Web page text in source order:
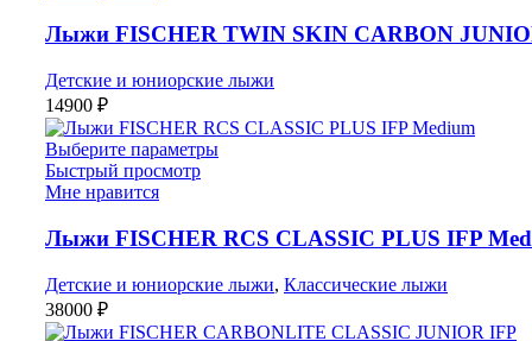
Лыжи FISCHER TWIN SKIN CARBON
Детские и юниорские лыжи
14900 ₽
Выберите параметры
Быстрый просмотр
Мне нравится
Лыжи FISCHER RCS CLASSIC PLUS IFP
Детские и юниорские лыжи, Классические лыжи
38000 ₽